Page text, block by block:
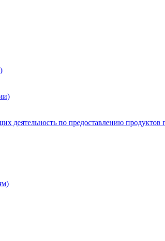
по предоставлению продуктов